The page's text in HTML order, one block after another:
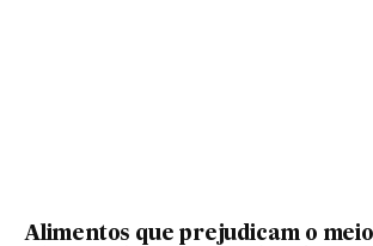
Alimentos que prejudicam o